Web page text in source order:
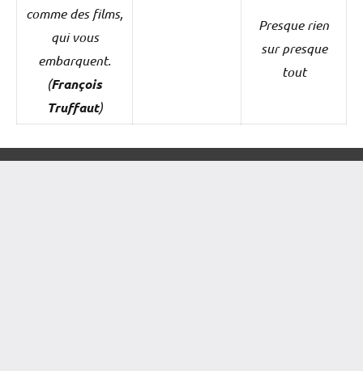
comme des films,
qui vous
embarquent.
(François
Truffaut)
Presque rien
sur presque
tout